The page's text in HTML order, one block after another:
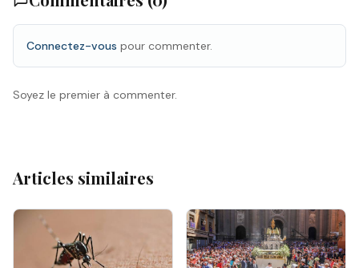
Connectez-vous pour commenter.
Soyez le premier à commenter.
Articles similaires